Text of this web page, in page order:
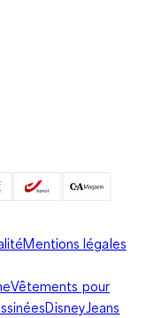
Mentions légales
Vêtements pour
Disney Jeans